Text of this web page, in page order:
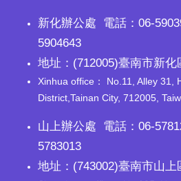
新化辦公處 電話：06-
5904643
地址：(712005)臺南市新化
Xinhua office： No.11, Alley 31,
District,Tainan City, 712005,
山上辦公處 電話：06-
5783013
地址：(743002)臺南市山